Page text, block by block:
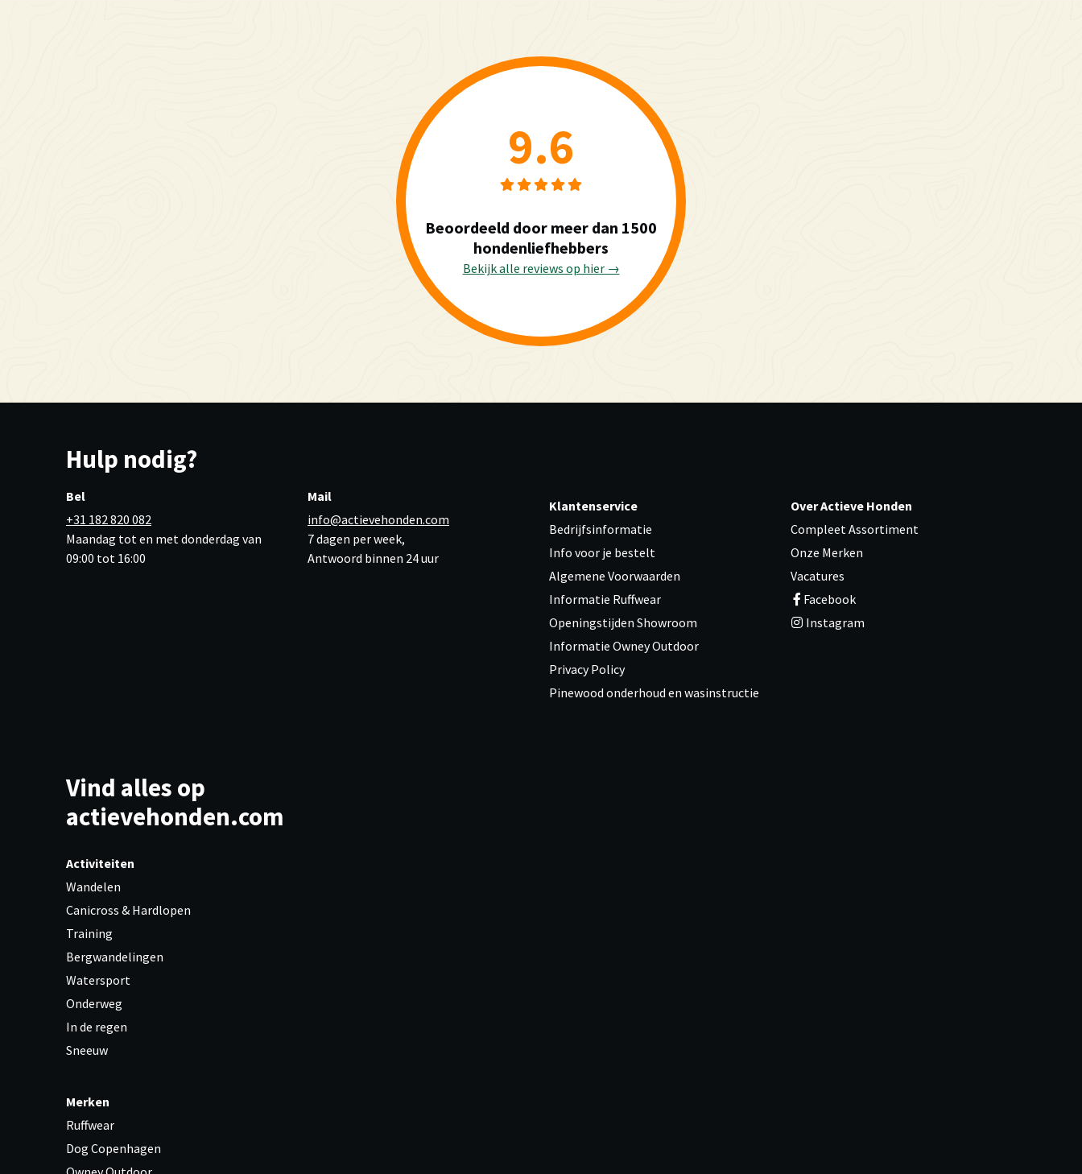
9.6
Beoordeeld door meer dan 1500
hondenliefhebbers
Bekijk alle reviews op hier →
Hulp nodig?
Bel
+31 182 820 082
Maandag tot en met donderdag van
09:00 tot 16:00
Mail
info@actievehonden.com
7 dagen per week,
Antwoord binnen 24 uur
Klantenservice
Bedrijfsinformatie
Info voor je bestelt
Algemene Voorwaarden
Informatie Ruffwear
Openingstijden Showroom
Informatie Owney Outdoor
Privacy Policy
Pinewood onderhoud en wasinstructie
Over Actieve Honden
Compleet Assortiment
Onze Merken
Vacatures
Facebook
Instagram
Vind alles op
actievehonden.com
Activiteiten
Wandelen
Canicross & Hardlopen
Training
Bergwandelingen
Watersport
Onderweg
In de regen
Sneeuw
Merken
Ruffwear
Dog Copenhagen